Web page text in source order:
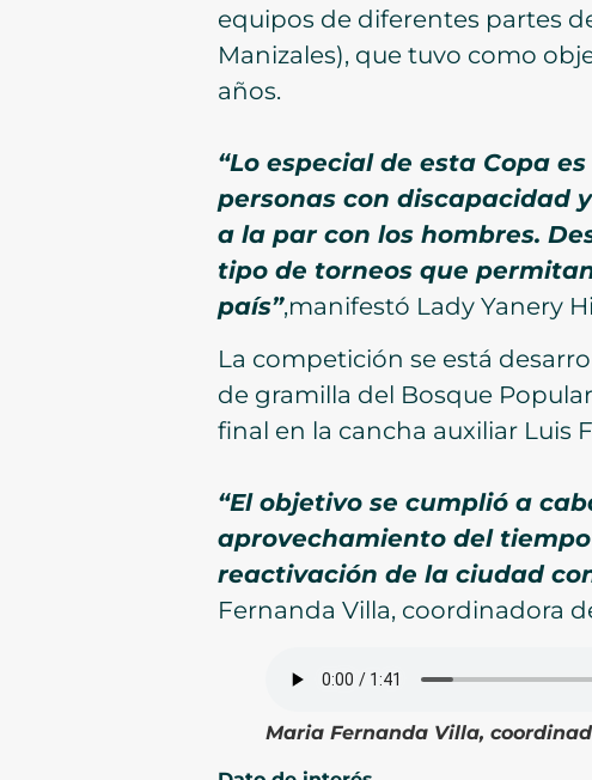
equipos de diferentes partes
Manizales), que tuvo como
años.
“Lo especial de esta Copa
personas con discapacidad
a la par con los hombres.
tipo de torneos que
país”,manifestó Lady Yanery
La competición se está
de gramilla del Bosque
final en la cancha auxiliar Luis
“El objetivo se cumplió a
aprovechamiento del
reactivación de la ciudad
Fernanda Villa, coordinadora
Maria Fernanda Villa,